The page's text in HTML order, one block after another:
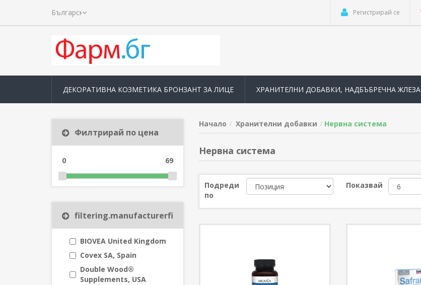
Регистрирай се
ДЕКОРАТИВНА КОЗМЕТИКА БРОНЗАНТ ЗА ЛИЦЕ ХРАНИТЕЛНИ ДОБАВКИ, НАДБЪБРЕЧНА ЖЛЕЗА
Филтрирай по цена
0 69
filtering.manufacturerfilter
BIOVEA United Kingdom
Covex SA, Spain
Double Wood®
Supplements, USA
Начало Хранителни добавки Нервна система
Нервна система
Подреди
по
Показвай